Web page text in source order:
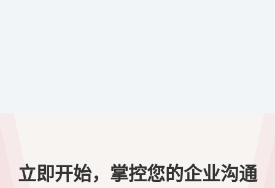
立即开始，掌控您的企业沟通